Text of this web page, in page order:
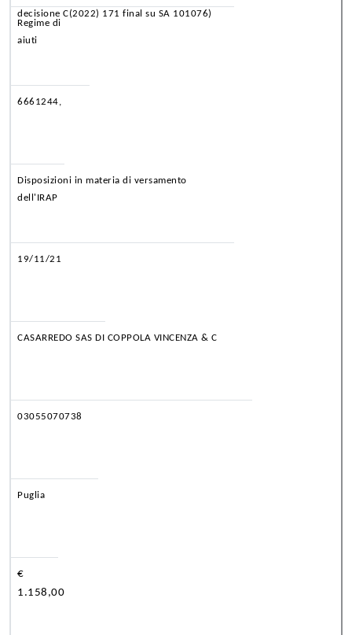
decisione C(2022) 171 final su SA 101076)
Regime di
aiuti
6661244,
Disposizioni in materia di versamento
dell'IRAP
19/11/21
CASARREDO SAS DI COPPOLA VINCENZA & C
03055070738
Puglia
€
1.158,00